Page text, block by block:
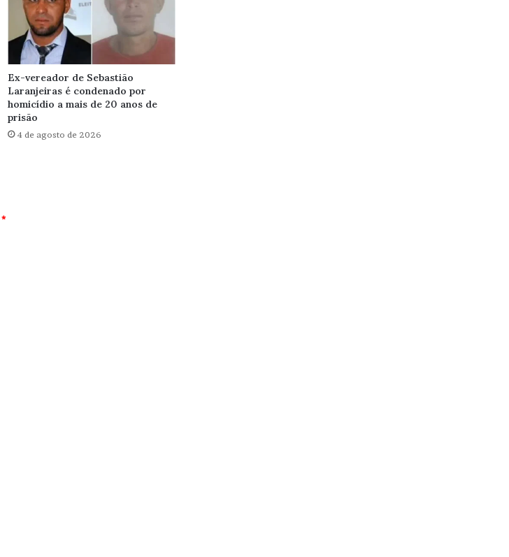
Ex-vereador de Sebastião
Laranjeiras é condenado por
homicídio a mais de 20 anos de
prisão
4 de agosto de 2026
*